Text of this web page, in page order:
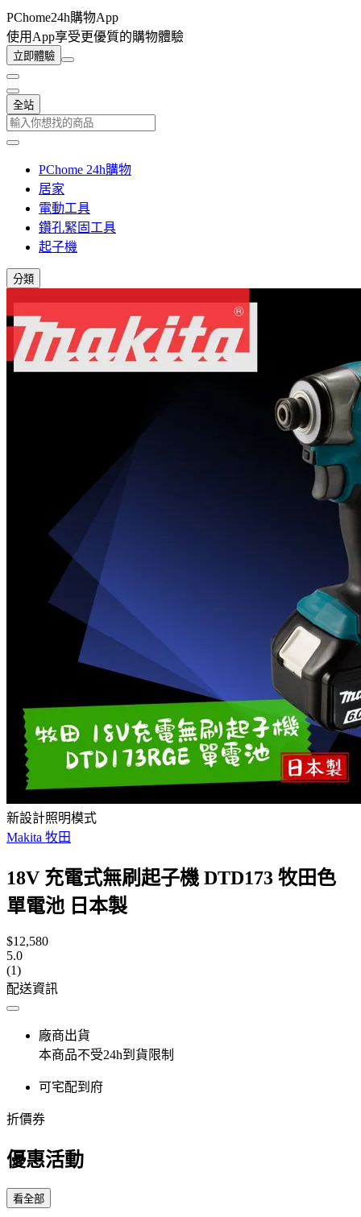
PChome24h購物App
使用App享受更優質的購物體驗
立即體驗
全站
PChome 24h購物
居家
電動工具
鑽孔緊固工具
起子機
分類
新設計照明模式
Makita 牧田
18V 充電式無刷起子機 DTD173 牧田色
單電池 日本製
$12,580
5.0
(1)
配送資訊
廠商出貨
本商品不受24h到貨限制
可宅配到府
折價券
優惠活動
看全部